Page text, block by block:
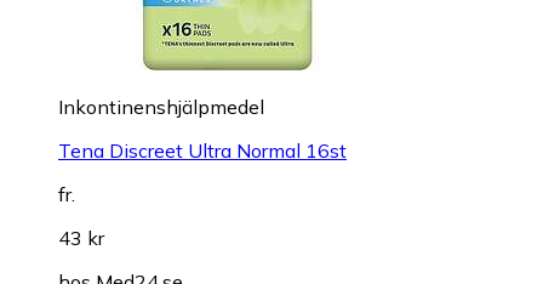
Inkontinenshjälpmedel
Tena Discreet Ultra Normal 16st
fr.
43 kr